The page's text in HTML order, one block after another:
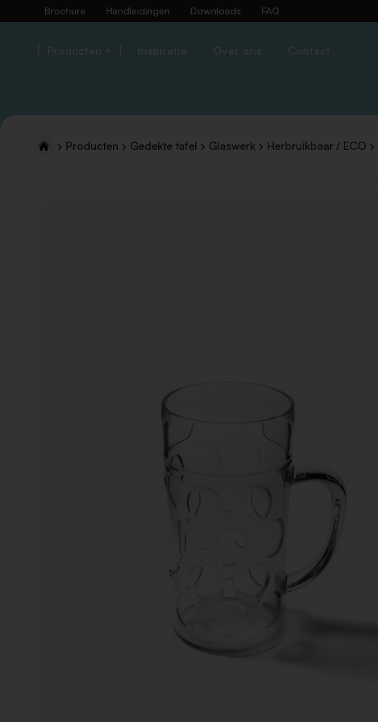
Brochure Handleidingen Downloads FAQ
Producten + Inspiratie Over ons Contact
Producten Gedekte tafel Glaswerk Herbruikbaar / ECO